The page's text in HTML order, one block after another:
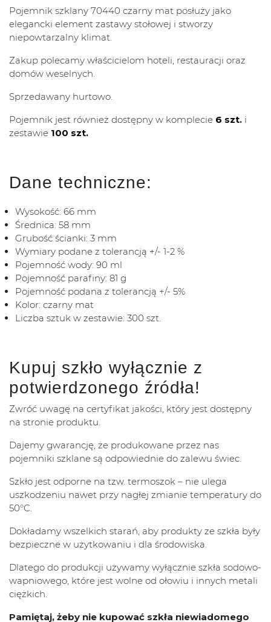
Pojemnik szklany 70440 czarny mat posłuży jako
elegancki element zastawy stołowej i stworzy
niepowtarzalny klimat.
Zakup polecamy właścicielom hoteli, restauracji oraz
domów weselnych.
Sprzedawany hurtowo.
Pojemnik jest również dostępny w komplecie 6 szt. i
zestawie 100 szt.
Dane techniczne:
Wysokość: 66 mm
Średnica: 58 mm
Grubość ścianki: 3 mm
Wymiary podane z tolerancją +/- 1-2 %
Pojemność wody: 90 ml
Pojemność parafiny: 81 g
Pojemność podana z tolerancją +/- 5%
Kolor: czarny mat
Liczba sztuk w zestawie: 300 szt.
Kupuj szkło wyłącznie z
potwierdzonego źródła!
Zwróć uwagę na certyfikat jakości, który jest dostępny
na stronie produktu.
Dajemy gwarancję, że produkowane przez nas
pojemniki szklane są odpowiednie do zalewu świec.
Szkło jest odporne na tzw. termoszok – nie ulega
uszkodzeniu nawet przy nagłej zmianie temperatury do
50°C.
Dokładamy wszelkich starań, aby produkty ze szkła były
bezpieczne w użytkowaniu i dla środowiska.
Dlatego do produkcji używamy wyłącznie szkła sodowo-
wapniowego, które jest wolne od ołowiu i innych metali
ciężkich.
Pamiętaj, żeby nie kupować szkła niewiadomego